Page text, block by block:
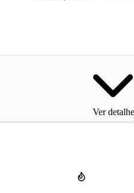
Ver